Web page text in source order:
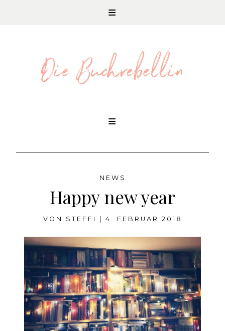
NEWS
Happy new year
VON STEFFI 4. FEBRUAR 2018